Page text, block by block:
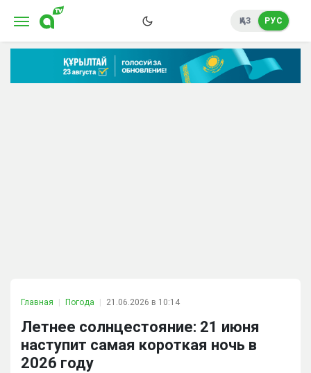
ҚАЗ РУС
Главная Погода 21.06.2026 в 10:14
Летнее солнцестояние: 21 июня
наступит самая короткая ночь в
2026 году